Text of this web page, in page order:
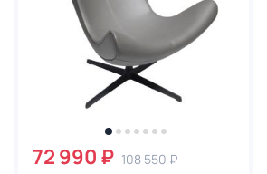
72 990 ₽ 108 550 ₽